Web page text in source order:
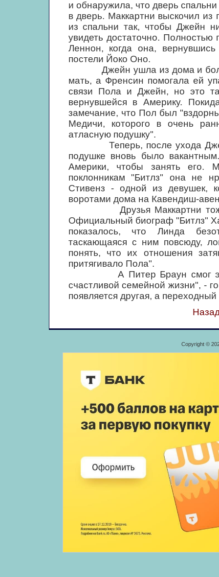
и обнаружила, что дверь
в дверь. Маккартни выскочил из
из спальни так, чтобы Джейн
увидеть достаточно. Полностью
Леннон, когда она,
постели Йоко Оно.
Джейн ушла из дома и
мать, а Френсин помогала ей
связи Пола и Джейн, но это
вернувшейся в Америку.
замечание, что Пол был
Медичи, которого в очень
атласную подушку".
Теперь, после ухода Джейн
подушке вновь было
Америки, чтобы занять его.
поклонникам "Битлз" она не
Стивенз - одной из девушек,
воротами дома на Кавендиш-
Друзья Маккартни тоже с
Официальный биограф "Битлз"
показалось, что Линда
таскающаяся с ним повсюду,
понять, что их отношения
притягивало Пола".
А Питер Браун смог это
счастливой семейной жизни", -
появляется другая, а
Copyright ©